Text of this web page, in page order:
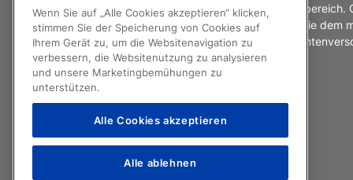
spezifischen Umgebungen im Gesundheitsbereich.
Ihnen entwickeln wir Halterungslösungen, die dem
und Pflegepersonal die bestmögliche
ermöglichen.
Wenn Sie auf „Alle Cookies akzeptieren“ klicken,
stimmen Sie der Speicherung von Cookies auf
Ihrem Gerät zu, um die Websitenavigation zu
verbessern, die Websitenutzung zu analysieren
und unsere Marketingbemühungen zu
unterstützen.
Alle Cookies akzeptieren
Alle ablehnen